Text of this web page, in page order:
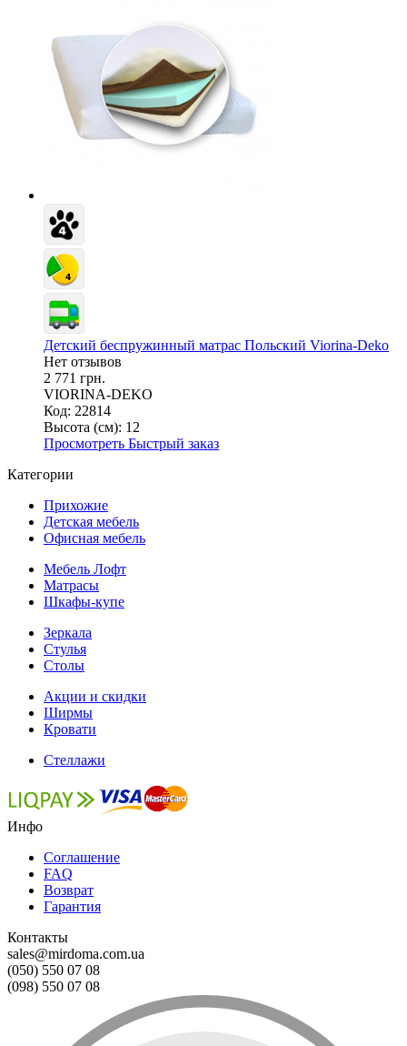
Детский беспружинный матрас Польский Viorina-Deko
Нет отзывов
2 771 грн.
VIORINA-DEKO
Код: 22814
Высота (см): 12
Просмотреть Быстрый заказ
Категории
Прихожие
Детская мебель
Офисная мебель
Мебель Лофт
Матрасы
Шкафы-купе
Зеркала
Стулья
Столы
Акции и скидки
Ширмы
Кровати
Стеллажи
Инфо
Соглашение
FAQ
Возврат
Гарантия
Контакты
sales@mirdoma.com.ua
(050) 550 07 08
(098) 550 07 08